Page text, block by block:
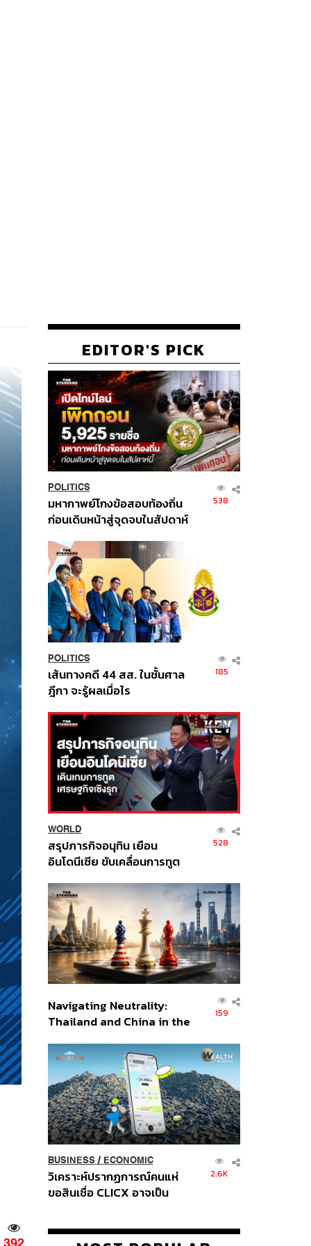
392
EDITOR'S PICK
POLITICS
มหากาพย์โกงข้อสอบท้องถิ่น
ก่อนเดินหน้าสู่จุดจบในสัปดาห์
538
POLITICS
เส้นทางคดี 44 สส. ในชั้นศาล
ฎีกา จะรู้ผลเมื่อไร
185
WORLD
สรุปภารกิจอนุทิน เยือน
อินโดนีเซีย ขับเคลื่อนการทูต
ส่วนยุทธศาสตร์ไทย –
อินโดนีเซีย
528
Navigating Neutrality:
Thailand and China in the
Order
159
BUSINESS/ ECONOMIC
วิเคราะห์ปรากฏการณ์คนแห่
ขอสินเชื่อ CLICX อาจเป็น
ปัญหาหนี้ครัวเรือนไทยที่ถูกซุก
2.6K